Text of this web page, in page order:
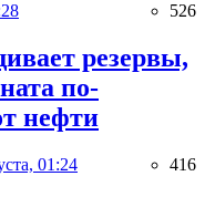
526
резервы,
по-
нефти
01:24 416